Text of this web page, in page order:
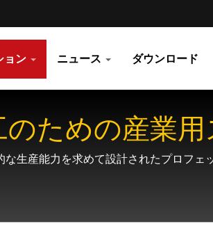
ョン ニュース ダウンロード
ための産業
生産能力を求めて設計されたプロフェ